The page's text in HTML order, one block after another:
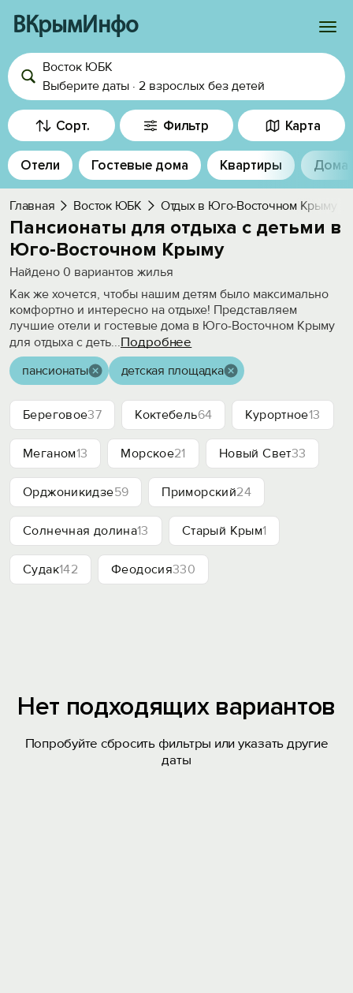
ВКрымИнфо
Войти
Избранное
История просмотра
Добавить свой объект
Восток ЮБК
Выберите даты · 2 взрослых без детей
Сорт. Фильтр Карта
Отели Гостевые дома Квартиры Дома
Главная Восток ЮБК Отдых в Юго-Восточном Крыму
Пансионаты для отдыха с детьми в
Юго-Восточном Крыму
Найдено 0 вариантов жилья
Как же хочется, чтобы нашим детям было максимально
комфортно и интересно на отдыхе! Представляем
лучшие отели и гостевые дома в Юго-Восточном Крыму
для отдыха с деть...Подробнее
пансионаты детская площадка
Береговое37 Коктебель64 Курортное13
Меганом13 Морское21 Новый Свет33
Орджоникидзе59 Приморский24
Солнечная долина13 Старый Крым1
Судак142 Феодосия330
Нет подходящих вариантов
Попробуйте сбросить фильтры или указать другие
даты